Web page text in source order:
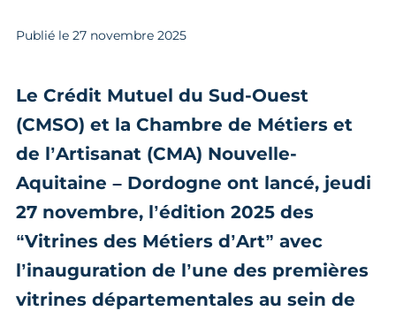
Publié le 27 novembre 2025
Le Crédit Mutuel du Sud-Ouest
(CMSO) et la Chambre de Métiers et
de l’Artisanat (CMA) Nouvelle-
Aquitaine – Dordogne ont lancé, jeudi
27 novembre, l’édition 2025 des
“Vitrines des Métiers d’Art” avec
l’inauguration de l’une des premières
vitrines départementales au sein de